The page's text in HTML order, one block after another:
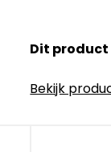
Dit product
Bekijk